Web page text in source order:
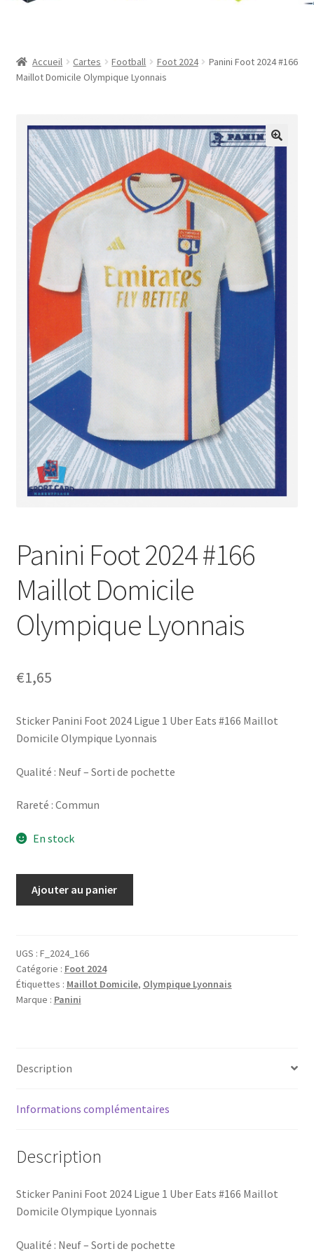
Mon compte
Panier
Validation de la commande
Accueil Cartes Football Foot 2024
Panini Foot 2024 #166
Maillot Domicile Olympique Lyonnais
Panini Foot 2024 #166
Maillot Domicile
Olympique Lyonnais
€1,65
Sticker Panini Foot 2024 Ligue 1 Uber Eats #166 Maillot
Domicile Olympique Lyonnais
Qualité : Neuf – Sorti de pochette
Rareté : Commun
En stock
2024
#166
Maillot
Domicile
Ajouter au panier
UGS : F_2024_166
Catégorie : Foot 2024
Étiquettes : Maillot Domicile, Olympique Lyonnais
Marque : Panini
Description
Informations complémentaires
Description
Sticker Panini Foot 2024 Ligue 1 Uber Eats #166 Maillot
Domicile Olympique Lyonnais
Qualité : Neuf – Sorti de pochette